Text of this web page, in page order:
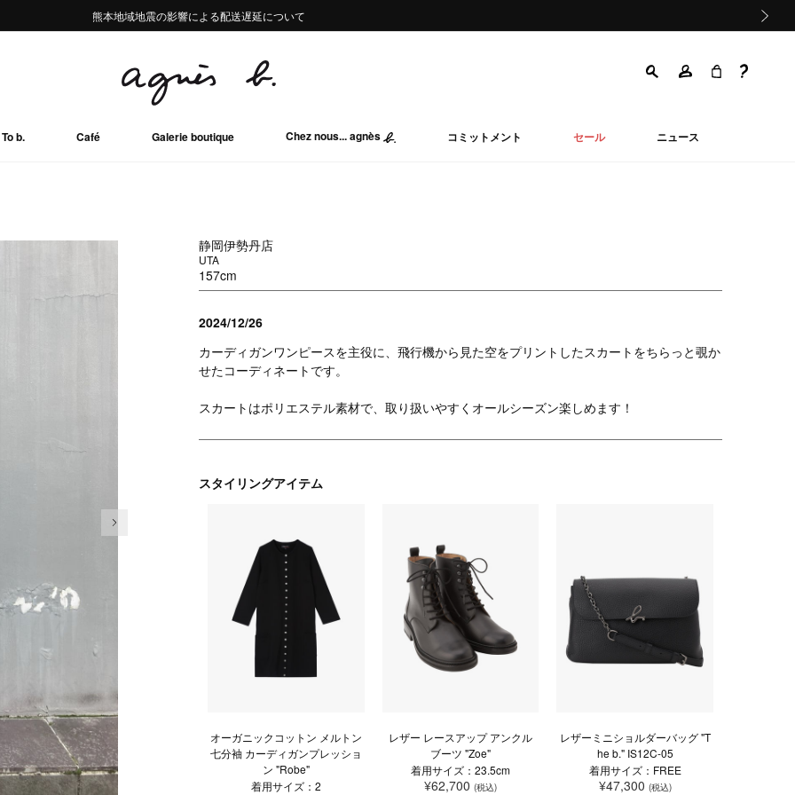
熊本地域地震の影響による配送遅延について
Summer Sale 2buy10%OFF!!
熊本地域地震の影響による配送遅延について
Summer Sale 2buy10%OFF!!
To b. Café Galerie boutique Chez nous... agnès コミットメント セール ニュース
静岡伊勢丹店
UTA
157cm
2024/12/26
カーディガンワンピースを主役に、飛行機から見た空をプリントしたスカートをちらっと覗か
せたコーディネートです。
スカートはポリエステル素材で、取り扱いやすくオールシーズン楽しめます！
スタイリングアイテム
オーガニックコットン メルトン
七分袖 カーディガンプレッショ
ン "Robe"
着用サイズ：2
レザー レースアップ アンクル
ブーツ "Zoe"
着用サイズ：23.5cm
¥62,700 (税込)
レザーミニショルダーバッグ "T
he b." IS12C-05
着用サイズ：FREE
¥47,300 (税込)